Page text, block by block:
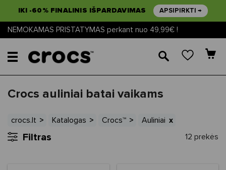
IKI -60% FINALINIS IŠPARDAVIMAS APSIPIRKTI →
NEMOKAMAS PRISTATYMAS perkant nuo 49,99€ !
🔎
Crocs auliniai batai vaikams
crocs.lt Katalogas Crocs™ Auliniai
Filtras 12 prekės